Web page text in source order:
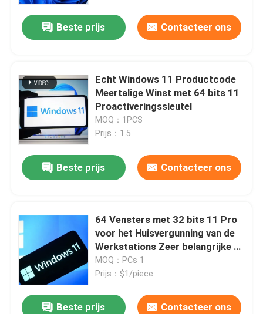
Beste prijs Contacteer ons
Echt Windows 11 Productcode
Meertalige Winst met 64 bits 11
Proactiveringssleutel
MOQ：1PCS
Prijs：1.5
Beste prijs Contacteer ons
64 Vensters met 32 bits 11 Pro
voor het Huisvergunning van de
Werkstations Zeer belangrijke E-
mail Levering
MOQ：PCs 1
Prijs：$1/piece
Beste prijs Contacteer ons